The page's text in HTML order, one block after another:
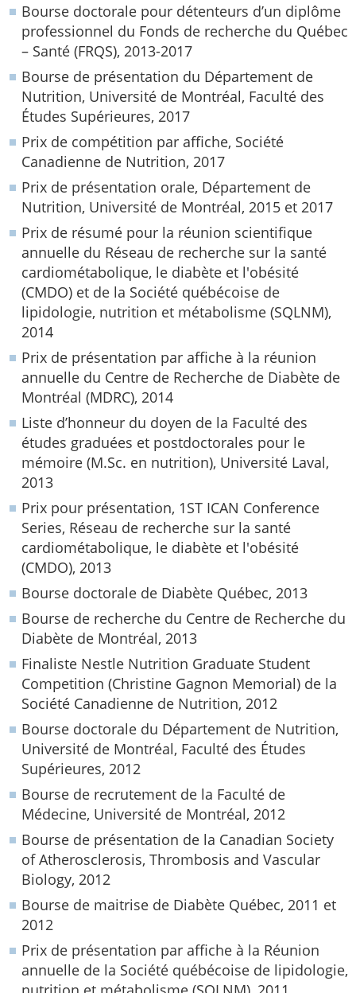
Bourse doctorale pour détenteurs d’un diplôme
professionnel du Fonds de recherche du Québec
– Santé (FRQS), 2013-2017
Bourse de présentation du Département de
Nutrition, Université de Montréal, Faculté des
Études Supérieures, 2017
Prix de compétition par affiche, Société
Canadienne de Nutrition, 2017
Prix de présentation orale, Département de
Nutrition, Université de Montréal, 2015 et 2017
Prix de résumé pour la réunion scientifique
annuelle du Réseau de recherche sur la santé
cardiométabolique, le diabète et l'obésité
(CMDO) et de la Société québécoise de
lipidologie, nutrition et métabolisme (SQLNM),
2014
Prix de présentation par affiche à la réunion
annuelle du Centre de Recherche de Diabète de
Montréal (MDRC), 2014
Liste d’honneur du doyen de la Faculté des
études graduées et postdoctorales pour le
mémoire (M.Sc. en nutrition), Université Laval,
2013
Prix pour présentation, 1ST ICAN Conference
Series, Réseau de recherche sur la santé
cardiométabolique, le diabète et l'obésité
(CMDO), 2013
Bourse doctorale de Diabète Québec, 2013
Bourse de recherche du Centre de Recherche du
Diabète de Montréal, 2013
Finaliste Nestle Nutrition Graduate Student
Competition (Christine Gagnon Memorial) de la
Société Canadienne de Nutrition, 2012
Bourse doctorale du Département de Nutrition,
Université de Montréal, Faculté des Études
Supérieures, 2012
Bourse de recrutement de la Faculté de
Médecine, Université de Montréal, 2012
Bourse de présentation de la Canadian Society
of Atherosclerosis, Thrombosis and Vascular
Biology, 2012
Bourse de maitrise de Diabète Québec, 2011 et
2012
Prix de présentation par affiche à la Réunion
annuelle de la Société québécoise de lipidologie,